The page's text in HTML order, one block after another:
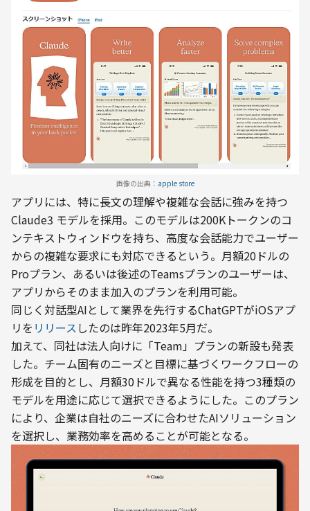
画像の出典： apple store
アプリには、特に長文の理解や複雑な会話に強みを持つ
Claude3 モデルを採用。このモデルは200Kトークンのコ
ンテキストウィンドウを持ち、高度な会話能力でユーザー
からの複雑な要求にも対応できるという​。月額20ドルの
Proプラン、あるいは後述のTeamsプランのユーザーは、
アプリからそのまま加入のプランを利用可能。
同じく対話型AIとして業界を先行するChatGPTがiOSアプ
リを リリースしたのは昨年2023年5月だ。
加えて、同社は法人向けに「Team」プランの新設も発表
した。チーム固有のニーズと目標に基づくワークフローの
形成を目的とし、月額30ドルで異なる性能を持つ3種類の
モデルを用途に応じて選択できるようにした。このプラン
により、企業は自社のニーズに合わせたAIソリューション
を選択し、業務効率を高めることが可能となる。